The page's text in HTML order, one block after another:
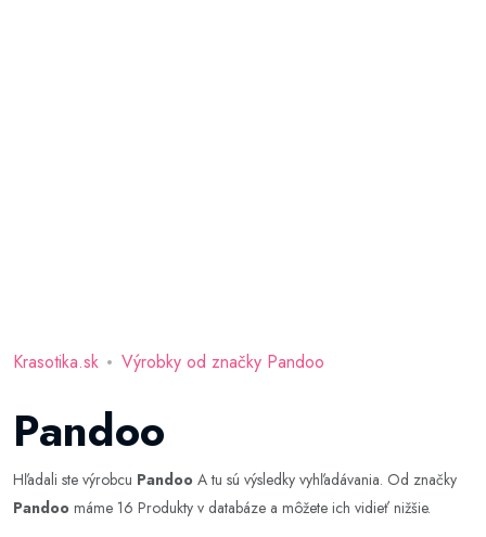
Krasotika.sk Výrobky od značky Pandoo
Pandoo
Hľadali ste výrobcu Pandoo A tu sú výsledky vyhľadávania. Od značky
Pandoo máme 16 Produkty v databáze a môžete ich vidieť nižšie.